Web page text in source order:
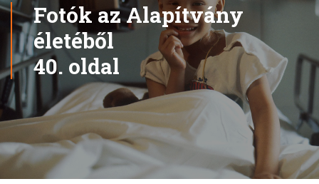
Fotók az Alapítvány
életéből
40. oldal